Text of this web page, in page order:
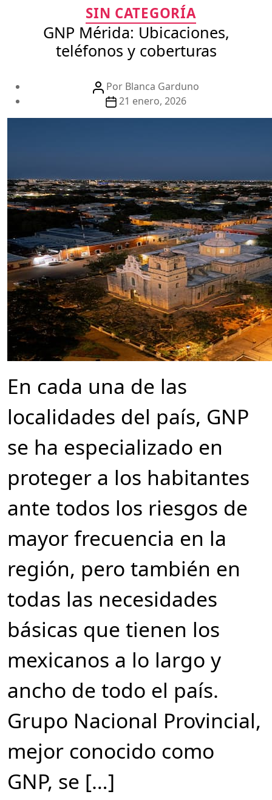
Categorías
SIN CATEGORÍA
GNP Mérida: Ubicaciones,
teléfonos y coberturas
Autor
la
Por Blanca Garduno
Fecha
de
21 enero, 2026
En cada una de las
localidades del país, GNP
se ha especializado en
proteger a los habitantes
ante todos los riesgos de
mayor frecuencia en la
región, pero también en
todas las necesidades
básicas que tienen los
mexicanos a lo largo y
ancho de todo el país.
Grupo Nacional Provincial,
mejor conocido como
GNP, se […]